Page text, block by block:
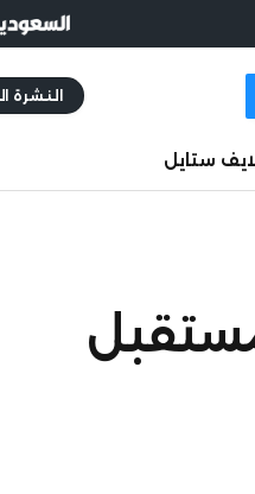
النشرة
لايف ستايل